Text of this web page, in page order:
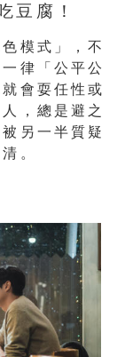
豆腐！
模式」，不
律「公平公
會耍任性或
，總是避之
另一半質疑
。